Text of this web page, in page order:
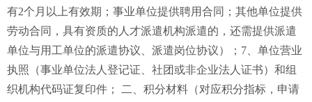
有2个月以上有效期；事业单位提供聘用合同；其他单位提供
劳动合同，具有资质的人才派遣机构派遣的，还需提供派遣
单位与用工单位的派遣协议、派遣岗位协议）；7、单位营业
执照（事业单位法人登记证、社团或非企业法人证书）和组
织机构代码证复印件； 二、积分材料（对应积分指标，申请